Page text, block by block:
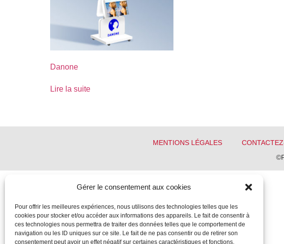
Gérer le consentement aux cookies
Pour offrir les meilleures expériences, nous utilisons des technologies telles que les
cookies pour stocker et/ou accéder aux informations des appareils. Le fait de consentir à
ces technologies nous permettra de traiter des données telles que le comportement de
navigation ou les ID uniques sur ce site. Le fait de ne pas consentir ou de retirer son
consentement peut avoir un effet négatif sur certaines caractéristiques et fonctions.
Danone
Lire la suite
MENTIONS LÉGALES